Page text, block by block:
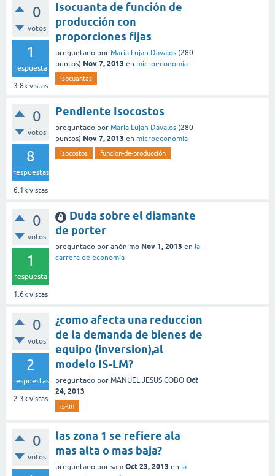
0
votos
1
respuesta
3.8k vistas
Isocuanta de función de
producción con
proporciones fijas
preguntado por Maria Lujan Davalos (280
puntos) Nov 7, 2013 en microeconomía
isocuantas
0
votos
8
respuestas
6.1k vistas
Pendiente Isocostos
preguntado por Maria Lujan Davalos (280
puntos) Nov 7, 2013 en microeconomía
isocostos funcion-de-producción
0
votos
1
respuesta
1.6k vistas
Duda sobre el diamante
de porter
preguntado por anónimo Nov 1, 2013 en la
carrera de economía
0
votos
2
respuestas
2.3k vistas
¿como afecta una reduccion
de la demanda de bienes de
equipo (inversion),al
modelo IS-LM?
preguntado por MANUEL JESUS COBO Oct
24, 2013
is-lm
0
votos
las zona 1 se refiere ala
mas alta o mas baja?
preguntado por sam Oct 23, 2013 en la